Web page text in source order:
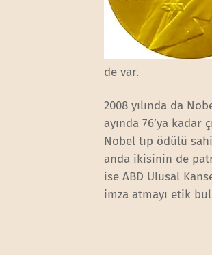
de var.
2008 yılında da
ayında 76’ya kadar
Nobel tıp ödülü
anda ikisinin de
ise ABD Ulusal
imza atmayı etik